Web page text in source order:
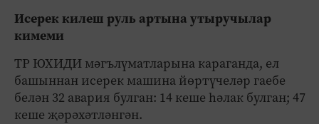
Исерек килеш руль артына утыручылар
кимеми
ТР ЮХИДИ мәгълүматларына караганда, ел
башыннан исерек машина йөртүчеләр гаебе
белән 32 авария булган: 14 кеше һәлак булган; 47
кеше җәрәхәтләнгән.